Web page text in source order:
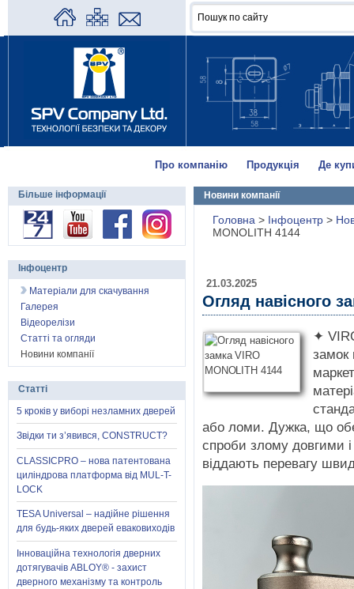
Про компанію Продукція Де
Новини компанії
Головна > Інфоцентр >
MONOLITH 4144
21.03.2025
Огляд навісного
✦
замок
або ломи. Дужка, що
спроби злому довгими
віддають перевагу
Більше інформації
Інфоцентр
Матеріали для скачування
Галерея
Відеорелізи
Статті та огляди
Новини компанії
Статті
5 кроків у виборі незламних дверей
Звідки ти з’явився, CONSTRUCT?
CLASSICPRO – нова патентована
циліндрова платформа від MUL-T-
LOCK
TESA Universal – надійне рішення
для будь-яких дверей еваковиходів
Інноваційна технологія дверних
дотягувачів ABLOY® - захист
дверного механізму та контроль